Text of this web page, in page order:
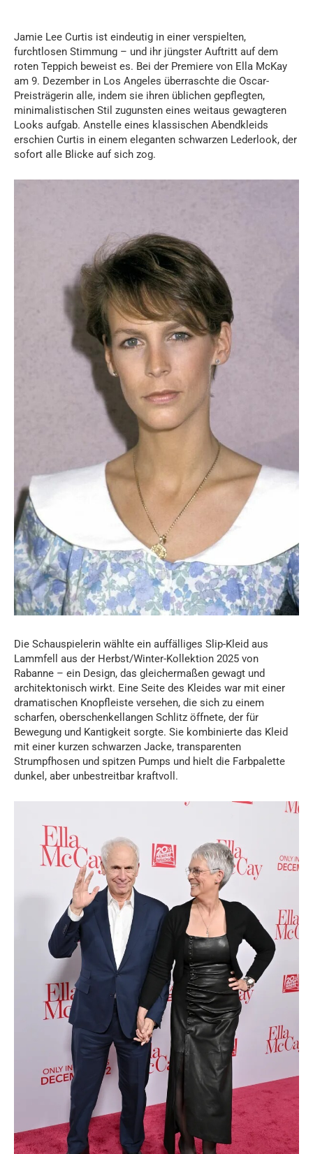
Jamie Lee Curtis ist eindeutig in einer verspielten,
furchtlosen Stimmung – und ihr jüngster Auftritt auf dem
roten Teppich beweist es. Bei der Premiere von Ella McKay
am 9. Dezember in Los Angeles überraschte die Oscar-
Preisträgerin alle, indem sie ihren üblichen gepflegten,
minimalistischen Stil zugunsten eines weitaus gewagteren
Looks aufgab. Anstelle eines klassischen Abendkleids
erschien Curtis in einem eleganten schwarzen Lederlook, der
sofort alle Blicke auf sich zog.
Die Schauspielerin wählte ein auffälliges Slip-Kleid aus
Lammfell aus der Herbst/Winter-Kollektion 2025 von
Rabanne – ein Design, das gleichermaßen gewagt und
architektonisch wirkt. Eine Seite des Kleides war mit einer
dramatischen Knopfleiste versehen, die sich zu einem
scharfen, oberschenkellangen Schlitz öffnete, der für
Bewegung und Kantigkeit sorgte. Sie kombinierte das Kleid
mit einer kurzen schwarzen Jacke, transparenten
Strumpfhosen und spitzen Pumps und hielt die Farbpalette
dunkel, aber unbestreitbar kraftvoll.